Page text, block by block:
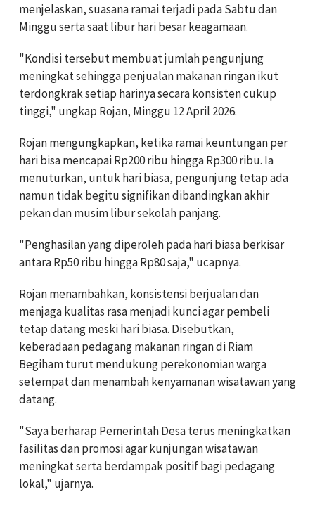
menjelaskan, suasana ramai terjadi pada Sabtu dan
Minggu serta saat libur hari besar keagamaan.
"Kondisi tersebut membuat jumlah pengunjung
meningkat sehingga penjualan makanan ringan ikut
terdongkrak setiap harinya secara konsisten cukup
tinggi," ungkap Rojan, Minggu 12 April 2026.
Rojan mengungkapkan, ketika ramai keuntungan per
hari bisa mencapai Rp200 ribu hingga Rp300 ribu. Ia
menuturkan, untuk hari biasa, pengunjung tetap ada
namun tidak begitu signifikan dibandingkan akhir
pekan dan musim libur sekolah panjang.
"Penghasilan yang diperoleh pada hari biasa berkisar
antara Rp50 ribu hingga Rp80 saja," ucapnya.
Rojan menambahkan, konsistensi berjualan dan
menjaga kualitas rasa menjadi kunci agar pembeli
tetap datang meski hari biasa. Disebutkan,
keberadaan pedagang makanan ringan di Riam
Begiham turut mendukung perekonomian warga
setempat dan menambah kenyamanan wisatawan yang
datang.
"Saya berharap Pemerintah Desa terus meningkatkan
fasilitas dan promosi agar kunjungan wisatawan
meningkat serta berdampak positif bagi pedagang
lokal," ujarnya.